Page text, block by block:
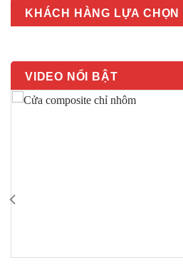
KHÁCH HÀNG LỰA CHỌN
VIDEO NỔI BẬT